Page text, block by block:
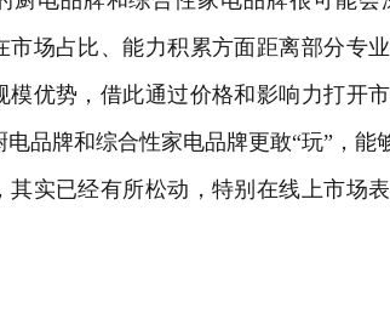
市场占比、能力积累方面距离部分专
模优势，借此通过价格和影响力打开
电品牌和综合性家电品牌更敢“玩”，
其实已经有所松动，特别在线上市场